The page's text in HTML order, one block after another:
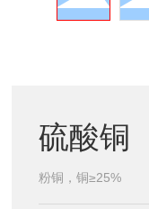
硫酸铜
粉铜，铜≥25%